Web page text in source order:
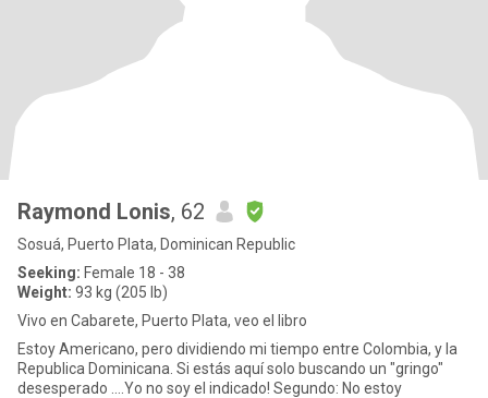
Raymond Lonis, 62
Sosuá, Puerto Plata, Dominican Republic
Seeking: Female 18 - 38
Weight: 93 kg (205 lb)
Vivo en Cabarete, Puerto Plata, veo el libro
Estoy Americano, pero dividiendo mi tiempo entre Colombia, y la
Republica Dominicana. Si estás aquí solo buscando un "gringo"
desesperado ....Yo no soy el indicado! Segundo: No estoy